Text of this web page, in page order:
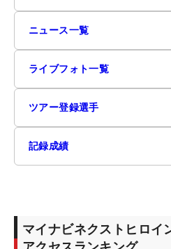
ニュース一覧
ライブフォト一覧
ツアー登録選手
記録成績
マイナビネクストヒロイ